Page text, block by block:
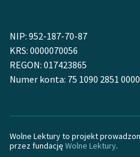
Szkoła Poezji Wolnych
Lektur
Kontakt
O projekcie
NIP: 952-187-70-87
KRS: 0000070056
REGON: 017423865
Numer konta: 75 1090 2851
Wolne Lektury to projekt
przez fundację Wolne Lektury.